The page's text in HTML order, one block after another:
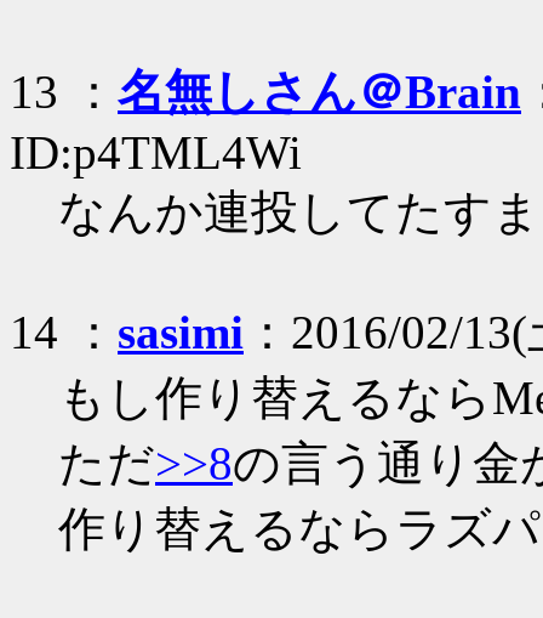
13 ： 名無しさん＠Brain
ID:p4TML4Wi
なんか連投してたす
14 ： sasimi ：2016/02/
もし作り替えるなら
ただ>>8の言う通り金
作り替えるならラズ